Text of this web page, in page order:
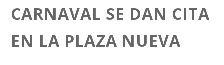
CARNAVAL SE DAN CITA
EN LA PLAZA NUEVA